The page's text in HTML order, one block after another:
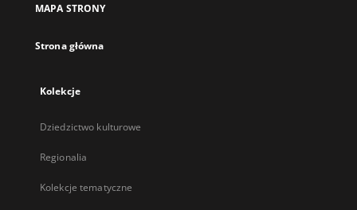
karcie
MAPA STRONY
Strona główna
Kolekcje
Dziedzictwo kulturowe
Regionalia
Kolekcje tematyczne